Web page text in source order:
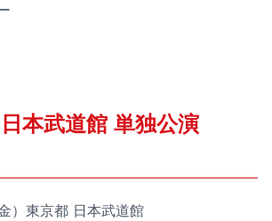
本武道館 単独公演
）東京都 日本武道館